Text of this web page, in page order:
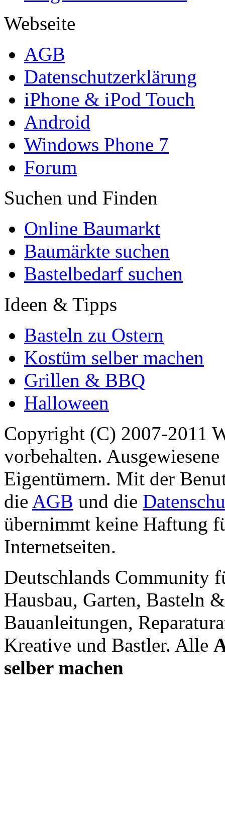
Webseite
AGB
Datenschutzerklärung
iPhone & iPod Touch
Android
Windows Phone 7
Forum
Suchen und Finden
Online Baumarkt
Baumärkte suchen
Bastelbedarf suchen
Ideen & Tipps
Basteln zu Ostern
Kostüm selber machen
Grillen & BBQ
Halloween
Copyright (C) 2007-2011
vorbehalten.
Eigentümern. Mit der
die AGB und die
übernimmt keine Haftung
Internetseiten.
Deutschlands Community
Hausbau, Garten, Basteln
Bauanleitungen,
Kreative und Bastler. Alle
selber machen